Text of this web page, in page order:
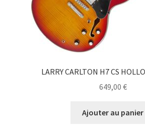
LARRY CARLTON H7 CS
649,00 €
Ajouter au panier